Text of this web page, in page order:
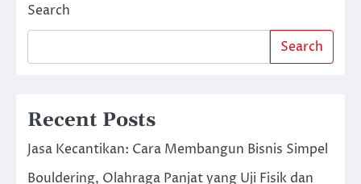
Search
Search
Recent Posts
Jasa Kecantikan: Cara Membangun Bisnis Simpel
Bouldering, Olahraga Panjat yang Uji Fisik dan